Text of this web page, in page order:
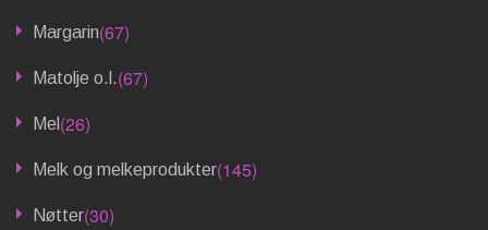
Margarin(67)
Matolje o.l.(67)
Mel (26)
Melk og melkeprodukter(145)
Nøtter(30)